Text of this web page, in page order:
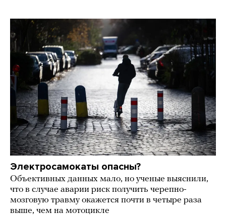
Электросамокаты опасны?
Объективных данных мало, но ученые выяснили,
что в случае аварии риск получить черепно-
мозговую травму окажется почти в четыре раза
выше, чем на мотоцикле